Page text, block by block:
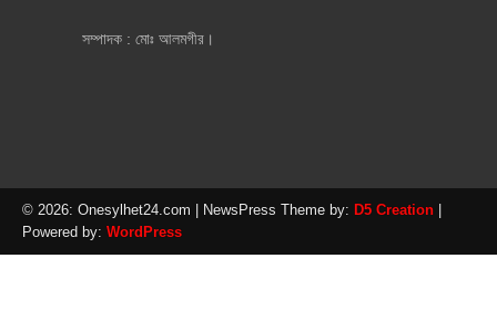
সম্পাদক : মোঃ আলমগীর।
© 2026: Onesylhet24.com | NewsPress Theme by: D5 Creation
Powered by: WordPress